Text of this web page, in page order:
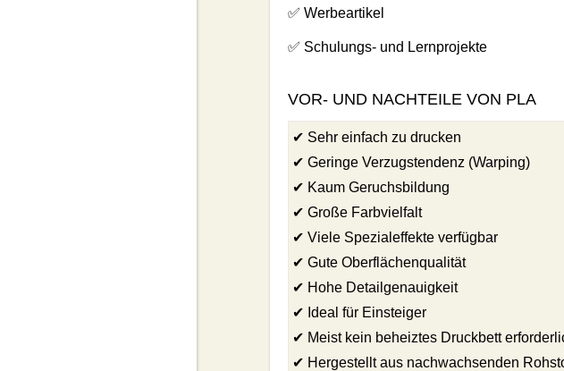
✅ Werbeartikel
✅ Schulungs- und Lernprojekte
VOR- UND NACHTEILE VON PLA
✔ Sehr einfach zu drucken
✔ Geringe Verzugstendenz (Warping)
✔ Kaum Geruchsbildung
✔ Große Farbvielfalt
✔ Viele Spezialeffekte verfügbar
✔ Gute Oberflächenqualität
✔ Hohe Detailgenauigkeit
✔ Ideal für Einsteiger
✔ Meist kein beheiztes Druckbett
✔ Hergestellt aus nachwachsenden